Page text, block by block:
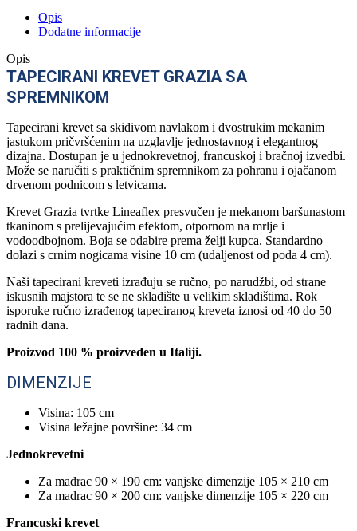
Opis
Dodatne informacije
Opis
TAPECIRANI KREVET GRAZIA SA
SPREMNIKOM
Tapecirani krevet sa skidivom navlakom i dvostrukim mekanim
jastukom pričvršćenim na uzglavlje jednostavnog i elegantnog
dizajna. Dostupan je u jednokrevetnoj, francuskoj i bračnoj izvedbi.
Može se naručiti s praktičnim spremnikom za pohranu i ojačanom
drvenom podnicom s letvicama.
Krevet Grazia tvrtke Lineaflex presvučen je mekanom baršunastom
tkaninom s prelijevajućim efektom, otpornom na mrlje i
vodoodbojnom. Boja se odabire prema želji kupca. Standardno
dolazi s crnim nogicama visine 10 cm (udaljenost od poda 4 cm).
Naši tapecirani kreveti izrađuju se ručno, po narudžbi, od strane
iskusnih majstora te se ne skladište u velikim skladištima. Rok
isporuke ručno izrađenog tapeciranog kreveta iznosi od 40 do 50
radnih dana.
Proizvod 100 % proizveden u Italiji.
DIMENZIJE
Visina: 105 cm
Visina ležajne površine: 34 cm
Jednokrevetni
Za madrac 90 × 190 cm: vanjske dimenzije 105 × 210 cm
Za madrac 90 × 200 cm: vanjske dimenzije 105 × 220 cm
Francuski krevet